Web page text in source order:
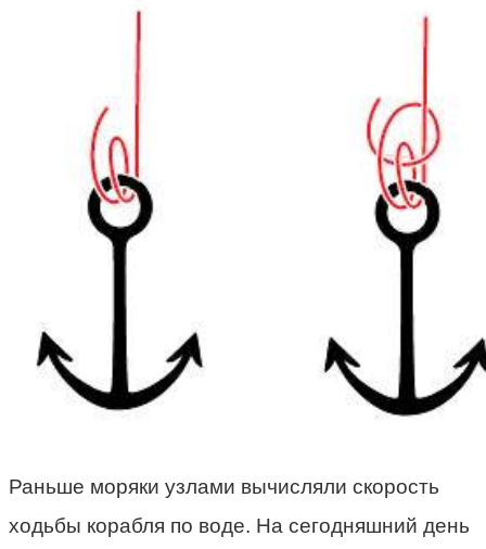
Раньше моряки узлами вычисляли скорость
ходьбы корабля по воде. На сегодняшний день